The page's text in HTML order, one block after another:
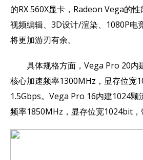
的RX 560X显卡，Radeon Vega的
视频编辑、3D设计/渲染、1080P电
将更加游刃有余。
具体规格方面，Vega Pro 20内
核心加速频率1300MHz，显存位宽
1.5Gbps。Vega Pro 16内建1024颗
频率1850MHz，显存位宽1024bit，